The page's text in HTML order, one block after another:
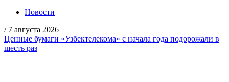
Новости
/ 7 августа 2026
Ценные бумаги «Узбектелекома» с начала года подорожали в
шесть раз